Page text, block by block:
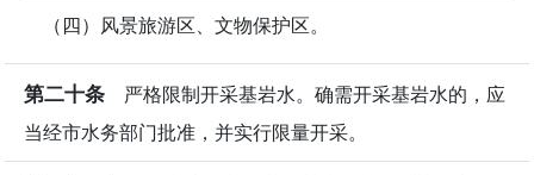
（四）风景旅游区、文物保护区。
第二十条 严格限制开采基岩水。确需开采基岩水的，应
当经市水务部门批准，并实行限量开采。